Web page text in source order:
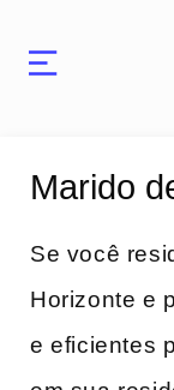
Marido
Se você
Horizonte e
e eficientes